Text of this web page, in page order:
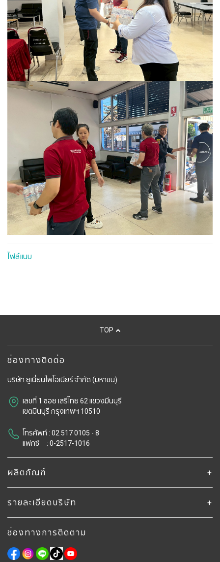
ไฟล์แนบ
TOP
ช่องทางติดต่อ
บริษัท ยูเนี่ยนไพโอเนียร์ จํากัด (มหาชน)
เลขที่ 1 ซอย เสรีไทย 62 แขวงมีนบุรี
​​​​​​​เขตมีนบุรี กรุงเทพฯ 10510
โทรศัพท์ : 02 517 0105 - 8
แฟกซ์ : 0-2517-1016
ผลิตภัณฑ์
รายละเอียดบริษัท
ช่องทางการติดตาม